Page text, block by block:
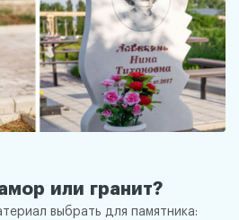
или гранит?
выбрать для памятника: